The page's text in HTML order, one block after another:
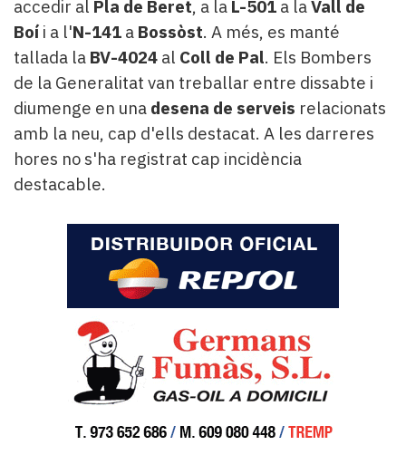
accedir al Pla de Beret, a la L-501 a laVall de
Boí i a l'N-141 a Bossòst. A més, es manté
tallada la BV-4024 al Coll de Pal. Els Bombers
de la Generalitat van treballar entre dissabte i
diumenge en una desena de serveis relacionats
amb la neu, cap d'ells destacat. A les darreres
hores no s'ha registrat cap incidència
destacable.